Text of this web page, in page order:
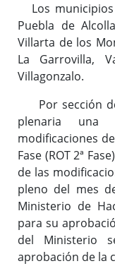
Los municipios
Puebla de
Villarta de los
La Garrovilla,
Villagonzalo.
Por sección
plenaria una
modificaciones
Fase (ROT 2ª
de las
pleno del mes
Ministerio de
para su
del Ministerio
aprobación de la